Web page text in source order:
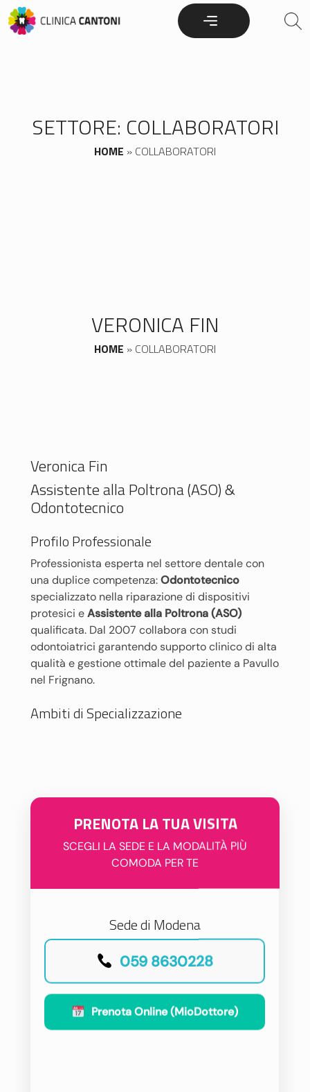
Skip
to
SETTORE: COLLABORATORI
HOME » COLLABORATORI
VERONICA FIN
HOME » COLLABORATORI
Veronica Fin
Assistente alla Poltrona (ASO) &
Odontotecnico
Profilo Professionale
Professionista esperta nel settore dentale con
una duplice competenza:Odontotecnico
specializzato nella riparazione di dispositivi
protesici eAssistente alla Poltrona (ASO)
qualificata. Dal 2007 collabora con studi
odontoiatrici garantendo supporto clinico di alta
qualità e gestione ottimale del paziente a Pavullo
nel Frignano.
Ambiti di Specializzazione
PRENOTA LA TUA VISITA
SCEGLI LA SEDE E LA MODALITÀ PIÙ
COMODA PER TE
Sede di Modena
059 8630228
Prenota Online (MioDottore)